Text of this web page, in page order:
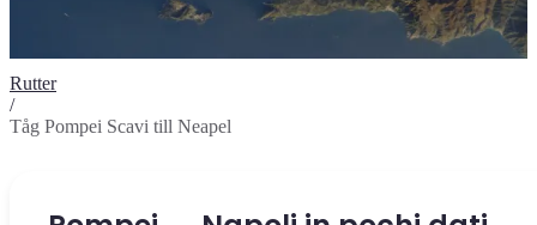
Rutter
/
Tåg Pompei Scavi till Neapel